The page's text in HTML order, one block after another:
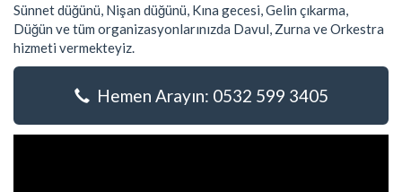
Sünnet düğünü, Nişan düğünü, Kına gecesi, Gelin çıkarma,
Düğün ve tüm organizasyonlarınızda Davul, Zurna ve Orkestra
hizmeti vermekteyiz.
Hemen Arayın: 0532 599 3405